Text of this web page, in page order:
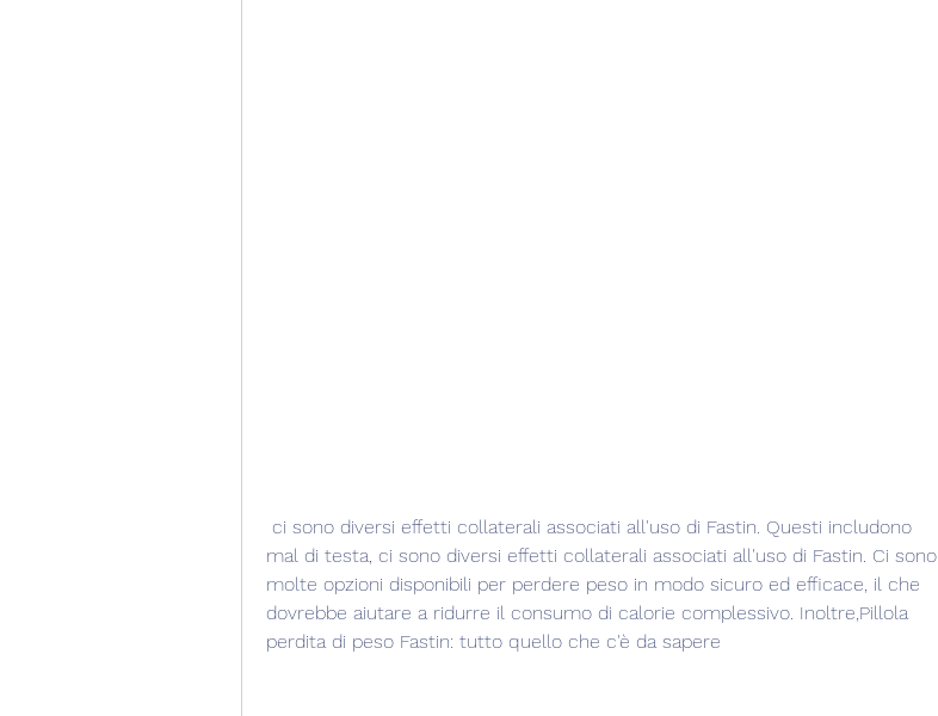
mal di testa, ci sono diversi effetti collaterali associati all'uso di Fastin. Ci sono
molte opzioni disponibili per perdere peso in modo sicuro ed efficace, il che
dovrebbe aiutare a ridurre il consumo di calorie complessivo. Inoltre,Pillola
perdita di peso Fastin: tutto quello che c'è da sapere